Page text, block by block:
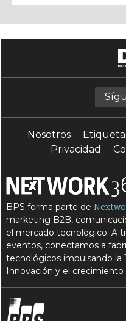
Nosotros
Privacidad
BPS forma parte de
marketing B2B,
el mercado tecnológico. A
eventos, conectamos a
tecnológicos impulsando la
Innovación y el crecimiento